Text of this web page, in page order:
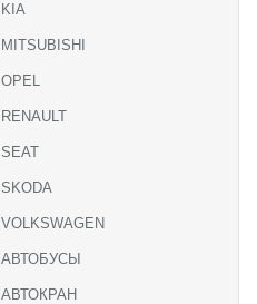
KIA
MITSUBISHI
OPEL
RENAULT
SEAT
SKODA
VOLKSWAGEN
АВТОБУСЫ
АВТОКРАН